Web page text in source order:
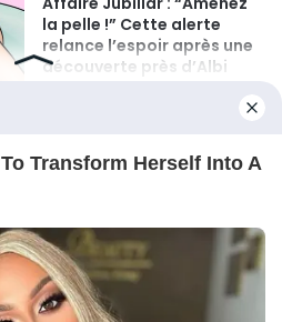
la pelle !” Cette alerte
relance l’espoir après une
découverte près d’Albi
Reserved |
Psicologia Plus
Politique de confidentialité